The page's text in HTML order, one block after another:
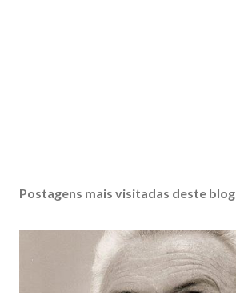
Postagens mais visitadas deste blog